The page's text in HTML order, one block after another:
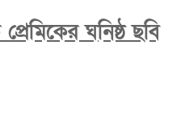
ঘনিষ্ঠ ছবি